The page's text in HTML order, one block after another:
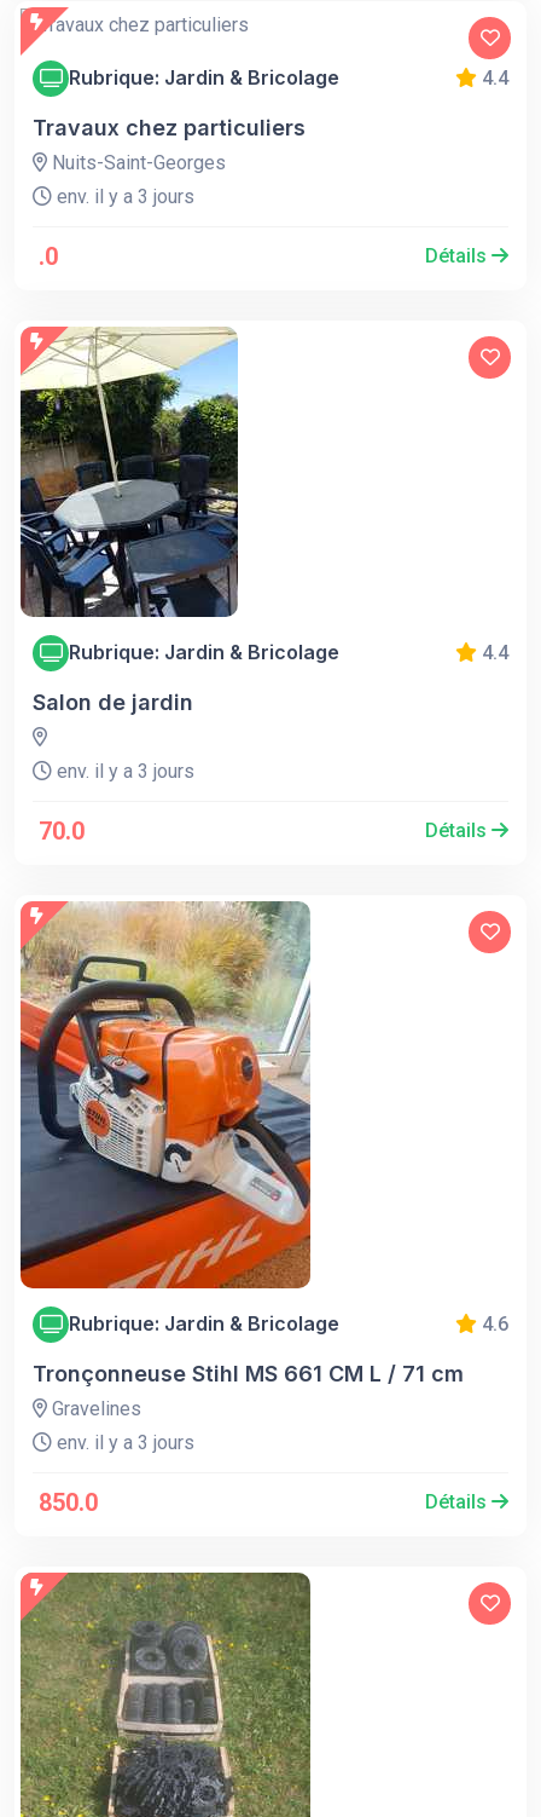
Rubrique: Jardin & Bricolage 4.4
Travaux chez particuliers
Nuits-Saint-Georges
env. il y a 3 jours
.0 Détails
Rubrique: Jardin & Bricolage 4.4
Salon de jardin
env. il y a 3 jours
70.0 Détails
Rubrique: Jardin & Bricolage 4.6
Tronçonneuse Stihl MS 661 CM L / 71 cm
Gravelines
env. il y a 3 jours
850.0 Détails